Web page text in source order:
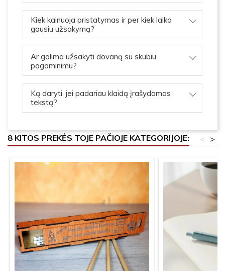
Kiek kainuoja pristatymas ir per kiek laiko
gausiu užsakymą?
Ar galima užsakyti dovaną su skubiu
pagaminimu?
Ką daryti, jei padariau klaidą įrašydamas
tekstą?
8 KITOS PREKĖS TOJE PAČIOJE KATEGORIJOJE: >
<